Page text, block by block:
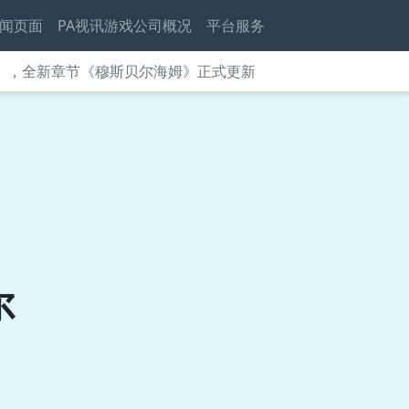
页面 PA视讯游戏公司概况 平台服务
全新章节《穆斯贝尔海姆》正式更新